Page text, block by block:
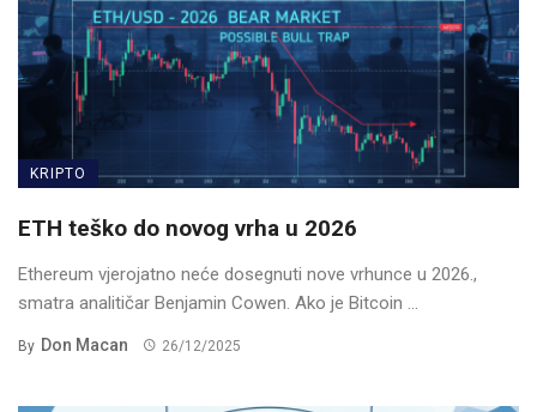
KRIPTO
ETH teško do novog vrha u 2026
Ethereum vjerojatno neće dosegnuti nove vrhunce u 2026.,
smatra analitičar Benjamin Cowen. Ako je Bitcoin ...
By Don Macan 26/12/2025